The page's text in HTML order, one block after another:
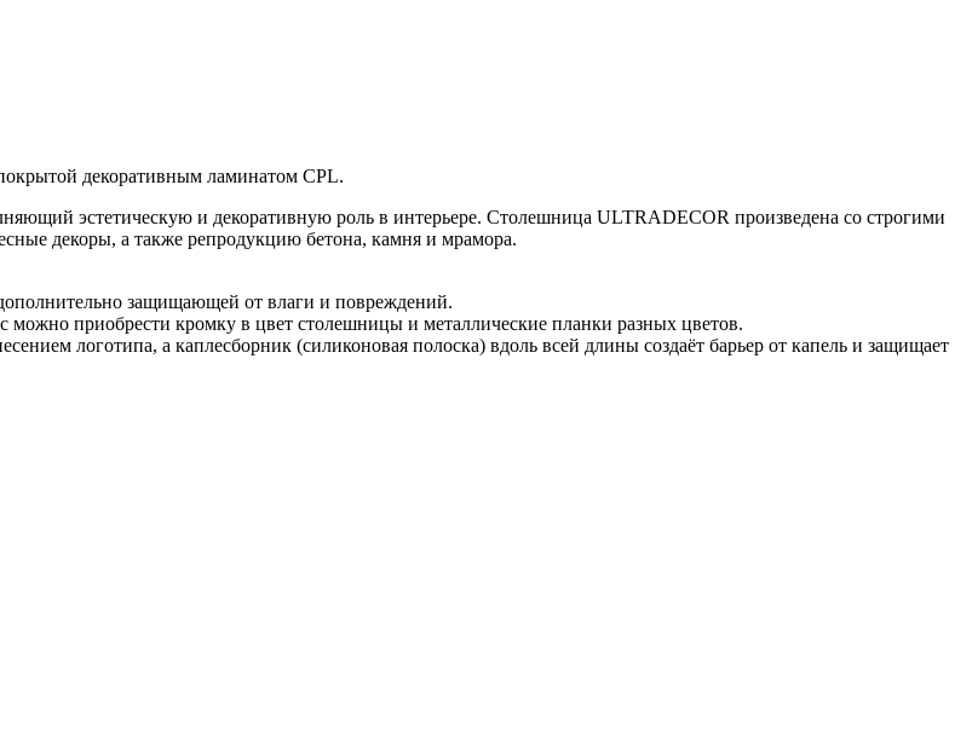
декоративным ламинатом CPL.
эстетическую и декоративную роль в интерьере. Столешница ULTRADECOR произведена со строгими
декоры, а также репродукцию бетона, камня и мрамора.
защищающей от влаги и повреждений.
можно приобрести кромку в цвет столешницы и металлические планки разных цветов.
логотипа, а каплесборник (силиконовая полоска) вдоль всей длины создаёт барьер от капель и защищает